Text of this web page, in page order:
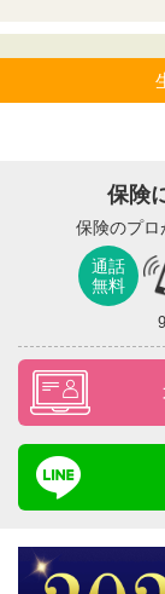
保険
保険のプロ
通話
無料